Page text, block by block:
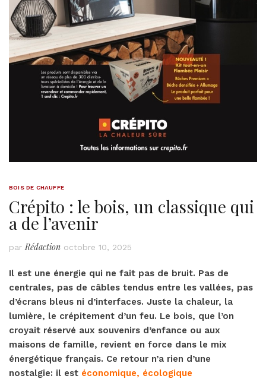
BOIS DE CHAUFFE
Crépito : le bois, un classique qui
a de l’avenir
par Rédaction octobre 10, 2025
Il est une énergie qui ne fait pas de bruit. Pas de
centrales, pas de câbles tendus entre les vallées, pas
d’écrans bleus ni d’interfaces. Juste la chaleur, la
lumière, le crépitement d’un feu. Le bois, que l’on
croyait réservé aux souvenirs d’enfance ou aux
maisons de famille, revient en force dans le mix
énergétique français. Ce retour n’a rien d’une
nostalgie: il est économique, écologique